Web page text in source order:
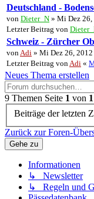
Deutschland -
von Dieter_N » Mi Dez 26,
Letzter Beitrag von
Schweiz - Zürcher
von Adi » Mi Dez 26,
Letzter Beitrag von Adi «
Neues Thema erstellen
9 Themen Seite 1 von 1
Beiträge der letzten
Zurück zur Foren-
Gehe zu
Informationen
↳ Newsletter
↳ Regeln und